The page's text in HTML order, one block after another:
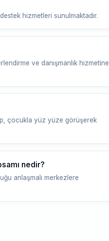
hizmetleri sunulmaktadır.
ve danışmanlık hizmetine
çocukla yüz yüze görüşerek
nedir?
anlaşmalı merkezlere